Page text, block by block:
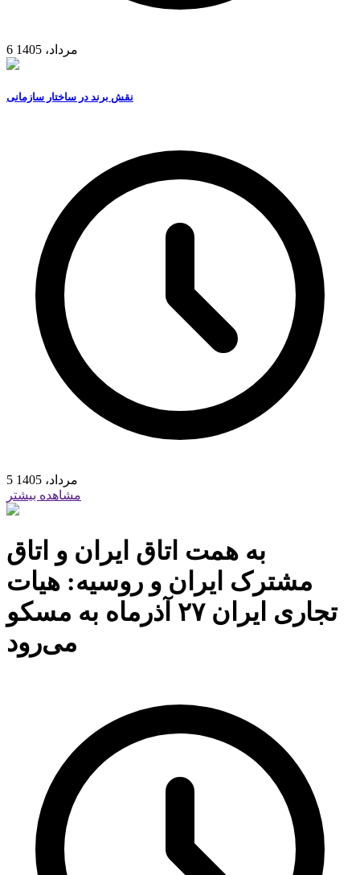
6 مرداد، 1405
نقش برند در ساختار سازمانی
5 مرداد، 1405
مشاهده بیشتر
به همت اتاق ایران و اتاق
مشترک ایران و روسیه: هیات
تجاری ایران ۲۷ آذرماه به مسکو
می‌رود